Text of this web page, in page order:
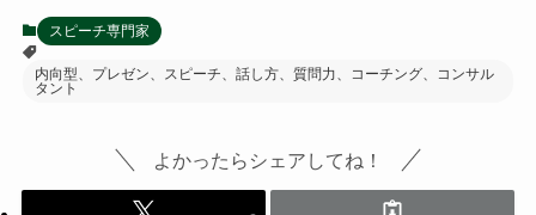
スピーチ専門家
内向型、プレゼン、スピーチ、話し方、質問力、コーチング、コンサル
タント
よかったらシェアしてね！